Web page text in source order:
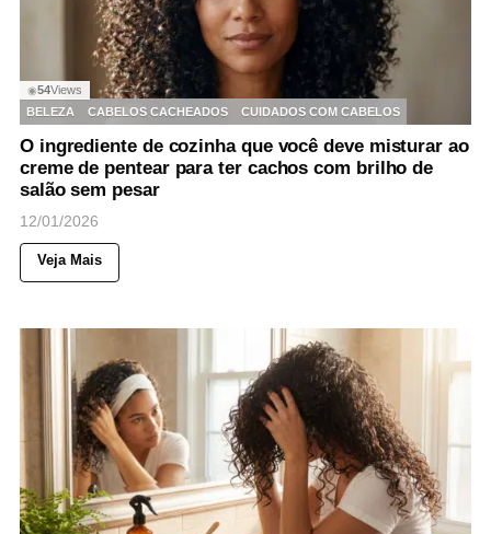
◉54Views
BELEZA
CABELOS CACHEADOS CUIDADOS COM CABELOS
O ingrediente de cozinha que você deve misturar ao
creme de pentear para ter cachos com brilho de
salão sem pesar
12/01/2026
Veja Mais